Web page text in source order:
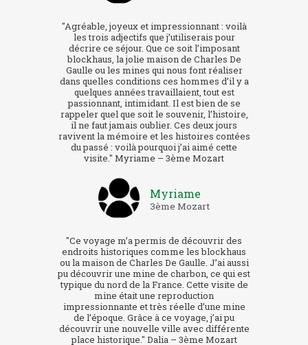
"Agréable, joyeux et impressionnant : voilà
les trois adjectifs que j’utiliserais pour
décrire ce séjour. Que ce soit l’imposant
blockhaus, la jolie maison de Charles De
Gaulle ou les mines qui nous font réaliser
dans quelles conditions ces hommes d’il y a
quelques années travaillaient, tout est
passionnant, intimidant. Il est bien de se
rappeler quel que soit le souvenir, l’histoire,
il ne faut jamais oublier. Ces deux jours
ravivent la mémoire et les histoires contées
du passé : voilà pourquoi j’ai aimé cette
visite." Myriame – 3ème Mozart
Myriame
3ème Mozart
"Ce voyage m’a permis de découvrir des
endroits historiques comme les blockhaus
ou la maison de Charles De Gaulle. J’ai aussi
pu découvrir une mine de charbon, ce qui est
typique du nord de la France. Cette visite de
mine était une reproduction
impressionnante et très réelle d’une mine
de l’époque. Grâce à ce voyage, j’ai pu
découvrir une nouvelle ville avec différente
place historique." Dalia – 3ème Mozart